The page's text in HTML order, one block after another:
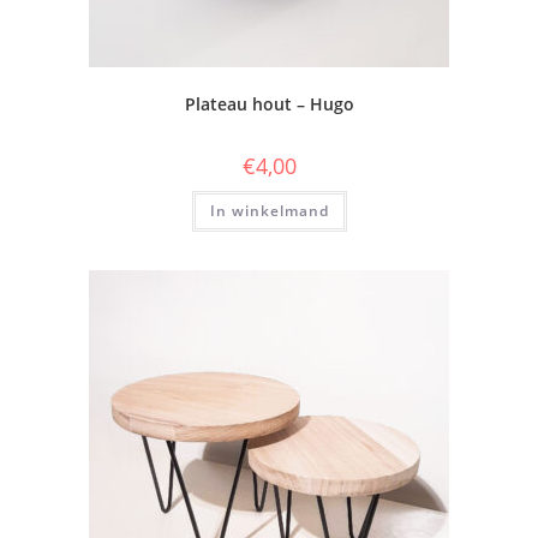
Plateau hout – Hugo
€4,00
In winkelmand